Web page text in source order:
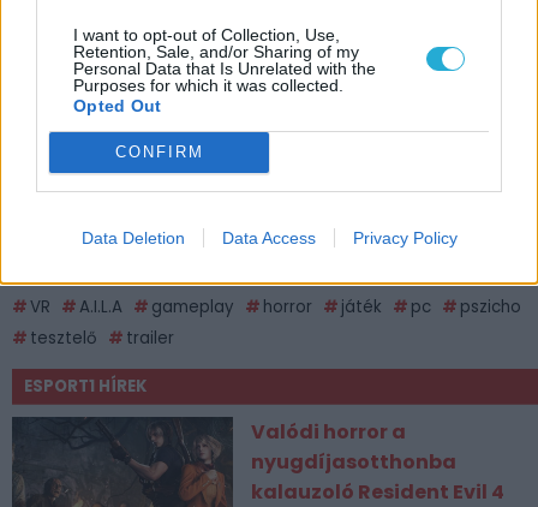
I want to opt-out of Collection, Use,
Retention, Sale, and/or Sharing of my
Personal Data that Is Unrelated with the
Purposes for which it was collected.
Opted Out
CONFIRM
Data Deletion Data Access Privacy Policy
VR A.I.L.A gameplay horror játék pc
pszicho
tesztelő
trailer
ESPORT1 HÍREK
Valódi horror a
nyugdíjasotthonba
kalauzoló Resident Evil 4